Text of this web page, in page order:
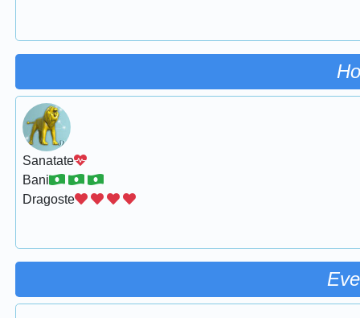
Sanatate
Bani
Dragoste